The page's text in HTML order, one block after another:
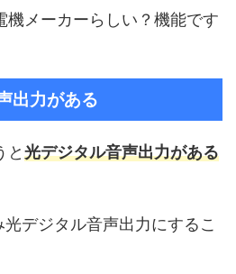
機メーカーらしい？機能です
出力がある
と光デジタル音声出力がある
デジタル音声出力にするこ